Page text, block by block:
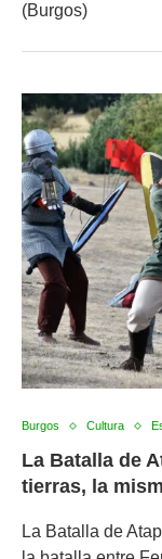
(Burgos)
Burgos Cultura
La Batalla de
tierras, la
La Batalla de